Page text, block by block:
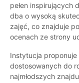
pełen inspirujących
dba o wysoką
zajęć, co znajduje
ocenach ze strony
Instytucja
dostosowanych do
najmłodszych